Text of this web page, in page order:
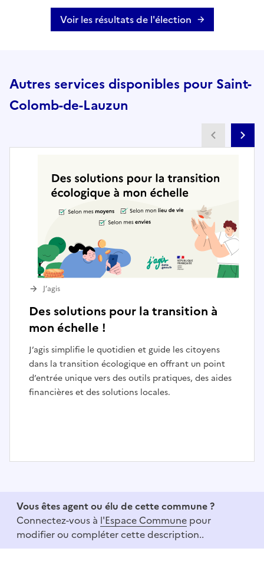
Voir les résultats de l'élection
Autres services disponibles pour Saint-
Colomb-de-Lauzun
Des solutions pour la transition à
mon échelle !
J’agis simplifie le quotidien et guide les citoyens
dans la transition écologique en offrant un point
d’entrée unique vers des outils pratiques, des aides
financières et des solutions locales.
J’agis
f
Vous êtes agent ou élu de cette commune ?
Connectez-vous à l'Espace Commune pour
modifier ou compléter cette description..